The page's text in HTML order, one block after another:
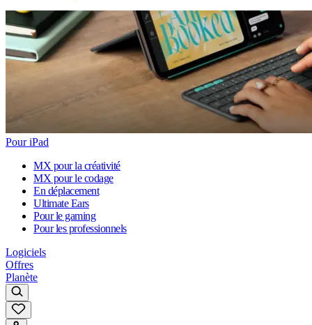
Pour iPad
MX pour la créativité
MX pour le codage
En déplacement
Ultimate Ears
Pour le gaming
Pour les professionnels
Logiciels
Offres
Planète